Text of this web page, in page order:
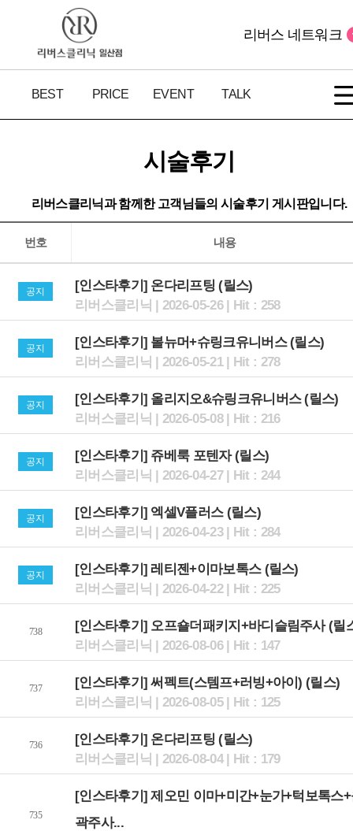
BEST PRICE EVENT TALK
리버스 네트워크
시술후기
리버스클리닉과 함께한 고객님들의 시술후기 게시판입니다.
번호 내용
공지
[인스타후기] 온다리프팅 (릴스)
리버스클리닉 | 2026-05-26 | Hit : 258
공지
[인스타후기] 볼뉴머+슈링크유니버스 (릴스)
리버스클리닉 | 2026-05-21 | Hit : 278
공지
[인스타후기] 올리지오&슈링크유니버스 (릴스)
리버스클리닉 | 2026-05-08 | Hit : 216
공지
[인스타후기] 쥬베룩 포텐자 (릴스)
리버스클리닉 | 2026-04-27 | Hit : 244
공지
[인스타후기] 엑셀V플러스 (릴스)
리버스클리닉 | 2026-04-23 | Hit : 284
공지
[인스타후기] 레티젠+이마보톡스 (릴스)
리버스클리닉 | 2026-04-22 | Hit : 225
738
[인스타후기] 오프숄더패키지+바디슬림주사 (릴
리버스클리닉 | 2026-08-06 | Hit : 147
737
[인스타후기] 써펙트(스템프+러빙+아이) (릴스)
리버스클리닉 | 2026-08-05 | Hit : 125
736
[인스타후기] 온다리프팅 (릴스)
리버스클리닉 | 2026-08-04 | Hit : 179
735
[인스타후기] 제오민 이마+미간+눈가+턱보톡스
곽주사...